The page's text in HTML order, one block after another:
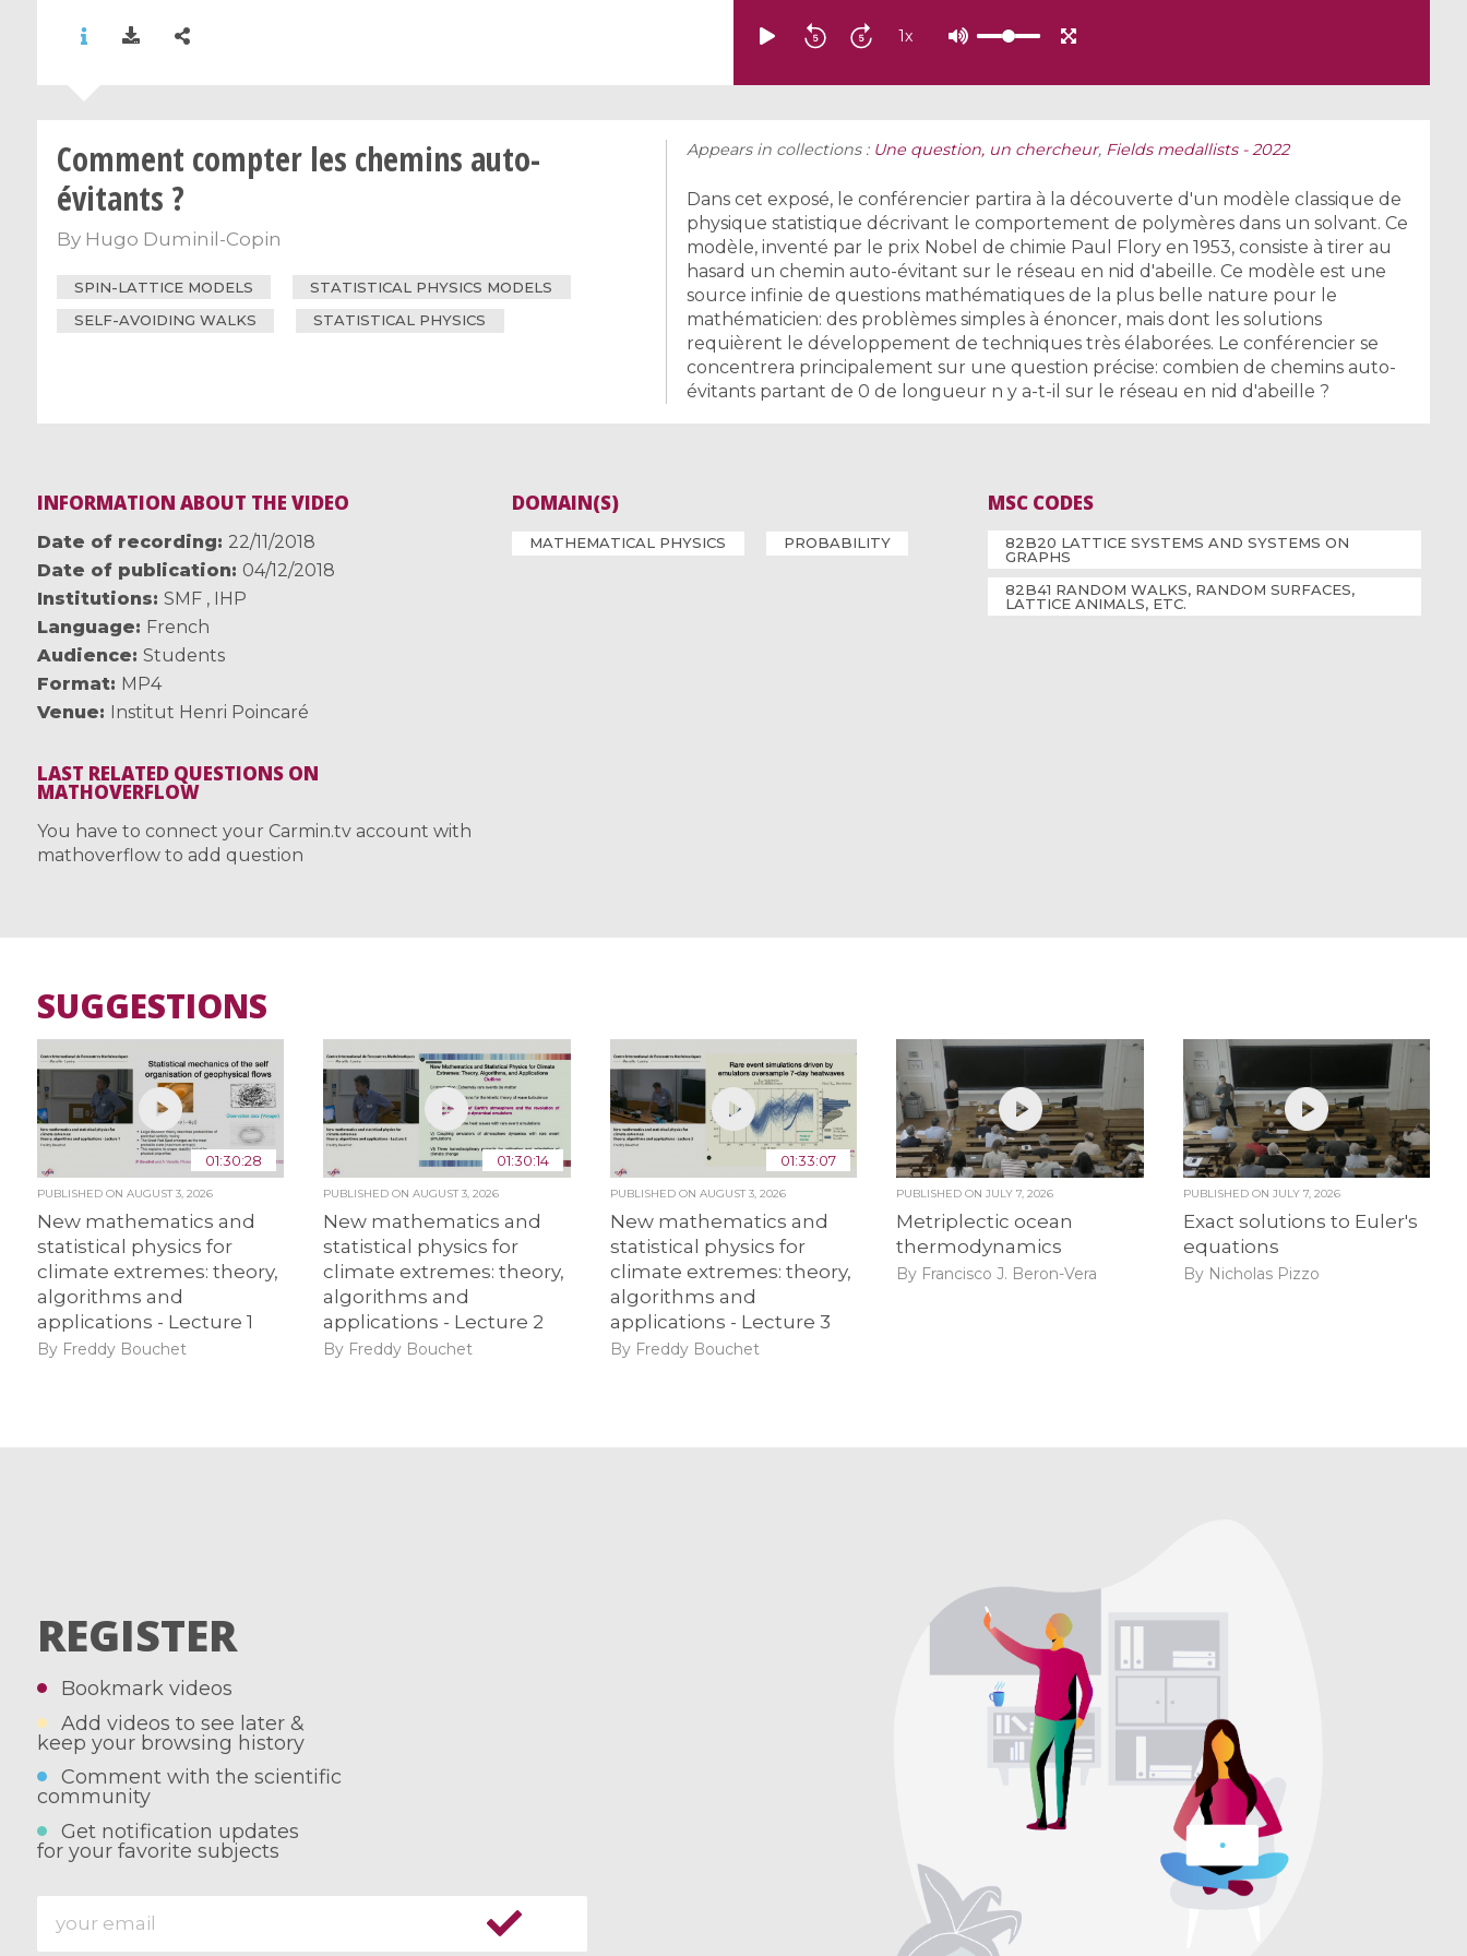
1x
Comment compter les chemins auto-
évitants ?
By Hugo Duminil-Copin
SPIN-LATTICE MODELS
STATISTICAL PHYSICS MODELS
SELF-AVOIDING WALKS
STATISTICAL PHYSICS
Appears in collections : Une question, un chercheur, Fields medallists - 2022
Dans cet exposé, le conférencier partira à la découverte d'un modèle classique de
physique statistique décrivant le comportement de polymères dans un solvant. Ce
modèle, inventé par le prix Nobel de chimie Paul Flory en 1953, consiste à tirer au
hasard un chemin auto-évitant sur le réseau en nid d'abeille. Ce modèle est une
source infinie de questions mathématiques de la plus belle nature pour le
mathématicien: des problèmes simples à énoncer, mais dont les solutions
requièrent le développement de techniques très élaborées. Le conférencier se
concentrera principalement sur une question précise: combien de chemins auto-
évitants partant de 0 de longueur n y a-t-il sur le réseau en nid d'abeille ?
INFORMATION ABOUT THE VIDEO
Date of recording
22/11/2018
Date of publication
04/12/2018
Institutions SMF,
IHP
Language
French
Audience Students
Format
MP4
Venue
Institut Henri Poincaré
DOMAIN(S)
MATHEMATICAL PHYSICS PROBABILITY
MSC CODES
82B20 LATTICE SYSTEMS AND SYSTEMS ON
GRAPHS
82B41 RANDOM WALKS, RANDOM SURFACES,
LATTICE ANIMALS, ETC.
LAST RELATED QUESTIONS ON
MATHOVERFLOW
You have to connect your Carmin.tv account with
mathoverflow to add question
SUGGESTIONS
01:30:28
PUBLISHED ON AUGUST 3, 2026
New mathematics and
statistical physics for
climate extremes: theory,
algorithms and
applications - Lecture 1
By Freddy Bouchet
01:30:14
PUBLISHED ONAUGUST 3, 2026
New mathematics and
statistical physics for
climate extremes: theory,
algorithms and
applications - Lecture 2
By Freddy Bouchet
01:33:07
PUBLISHED ON AUGUST 3, 2026
New mathematics and
statistical physics for
climate extremes: theory,
algorithms and
applications - Lecture 3
By Freddy Bouchet
PUBLISHED ONJULY 7, 2026
Metriplectic ocean
thermodynamics
By Francisco J. Beron-Vera
PUBLISHED ON JULY 7, 2026
Exact solutions to Euler's
equations
By Nicholas Pizzo
REGISTER
Bookmark videos
Add videos to see later &
keep your browsing history
Comment with the scientific
community
Get notification updates
for your favorite subjects